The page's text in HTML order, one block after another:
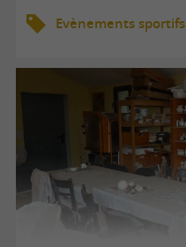
Evènements sportifs